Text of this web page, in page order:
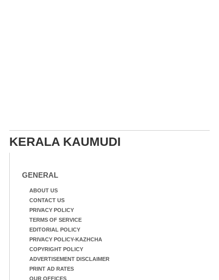
KERALA KAUMUDI
GENERAL
ABOUT US
CONTACT US
PRIVACY POLICY
TERMS OF SERVICE
EDITORIAL POLICY
PRIVACY POLICY-KAZHCHA
COPYRIGHT POLICY
ADVERTISEMENT DISCLAIMER
PRINT AD RATES
OUR OFFICES